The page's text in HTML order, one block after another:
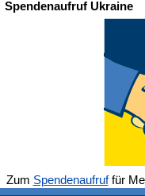
Spendenaufruf Ukraine
Zum Spendenaufruffür